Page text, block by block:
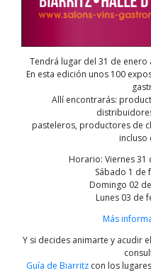
Tendrá lugar del 31 de enero
En esta edición unos 100
Allí encontrarás:
pasteleros, productores de
incluso
Horario: Viernes 31
Sábado 1 de
Domingo 02
Lunes 03 de
Más
Y si decides animarte y acudir
Guía de Biarritz con los